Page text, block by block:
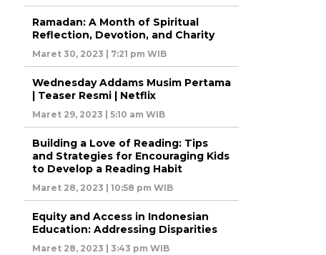
Ramadan: A Month of Spiritual
Reflection, Devotion, and Charity
Maret 30, 2023 | 7:21 pm WIB
Wednesday Addams Musim Pertama
| Teaser Resmi | Netflix
Maret 29, 2023 | 5:10 am WIB
Building a Love of Reading: Tips
and Strategies for Encouraging Kids
to Develop a Reading Habit
Maret 28, 2023 | 10:58 pm WIB
Equity and Access in Indonesian
Education: Addressing Disparities
Maret 28, 2023 | 3:43 pm WIB